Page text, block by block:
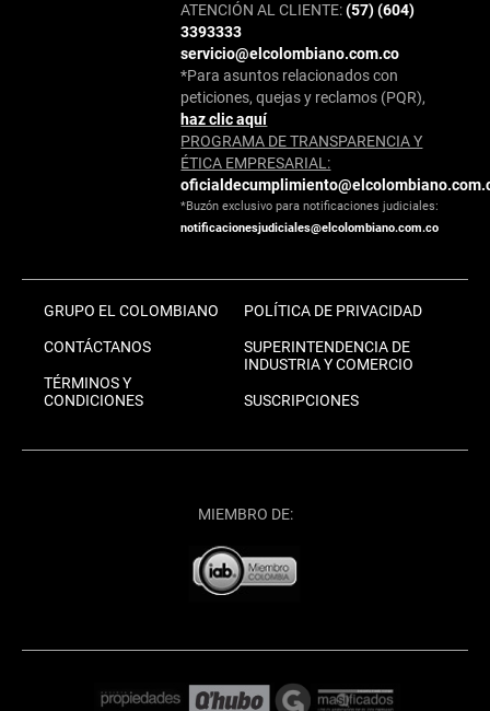
ATENCIÓN AL CLIENTE:(57) (604)
3393333
servicio@elcolombiano.com.co
*Para asuntos relacionados con
peticiones, quejas y reclamos (PQR),
haz clic aquí
PROGRAMA DE TRANSPARENCIA Y
ÉTICA EMPRESARIAL:
*Buzón exclusivo para notificaciones judiciales:
notificacionesjudiciales@elcolombiano.com.co
GRUPO EL COLOMBIANO
CONTÁCTANOS
TÉRMINOS Y
CONDICIONES
POLÍTICA DE PRIVACIDAD
SUPERINTENDENCIA DE
INDUSTRIA Y COMERCIO
SUSCRIPCIONES
MIEMBRO DE: